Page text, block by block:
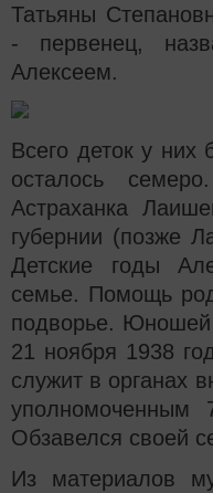
Татьяны
- первенец,
Алексеем.
Всего деток у
осталось
Астраханка
губернии (позже
Детские годы
семье. Помощь
подворье. Юношей
21 ноября 1938
служит в органах
уполномоченным
Обзавелся своей
Из материалов